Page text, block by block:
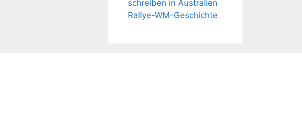
schreiben in Australien
Rallye-WM-Geschichte